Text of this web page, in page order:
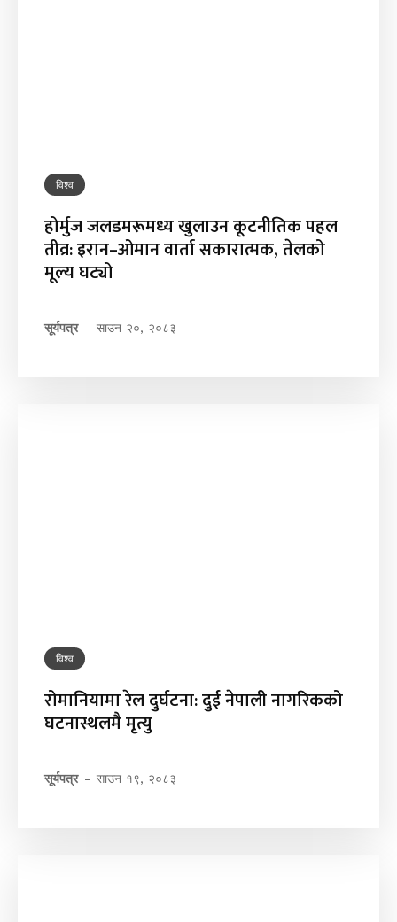
विश्व
होर्मुज जलडमरूमध्य खुलाउन कूटनीतिक पहल
तीव्र: इरान–ओमान वार्ता सकारात्मक, तेलको
मूल्य घट्यो
सूर्यपत्र - साउन २०, २०८३
विश्व
रोमानियामा रेल दुर्घटना: दुई नेपाली नागरिकको
घटनास्थलमै मृत्यु
सूर्यपत्र - साउन १९, २०८३